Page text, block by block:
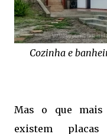
Cozinha e
Mas o que
existem